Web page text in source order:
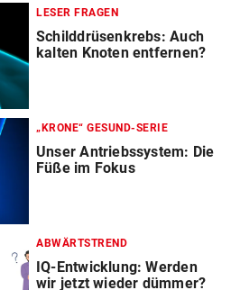
LESER FRAGEN
Schilddrüsenkrebs: Auch
kalten Knoten entfernen?
„KRONE“ GESUND-SERIE
Unser Antriebssystem: Die
Füße im Fokus
ABWÄRTSTREND
IQ-Entwicklung: Werden
wir jetzt wieder dümmer?